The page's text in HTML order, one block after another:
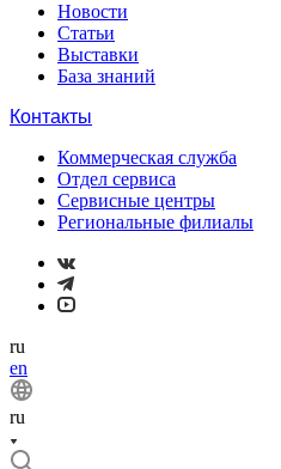
Новости
Статьи
Выставки
База знаний
Контакты
Коммерческая служба
Отдел сервиса
Сервисные центры
Региональные филиалы
ru
en
ru